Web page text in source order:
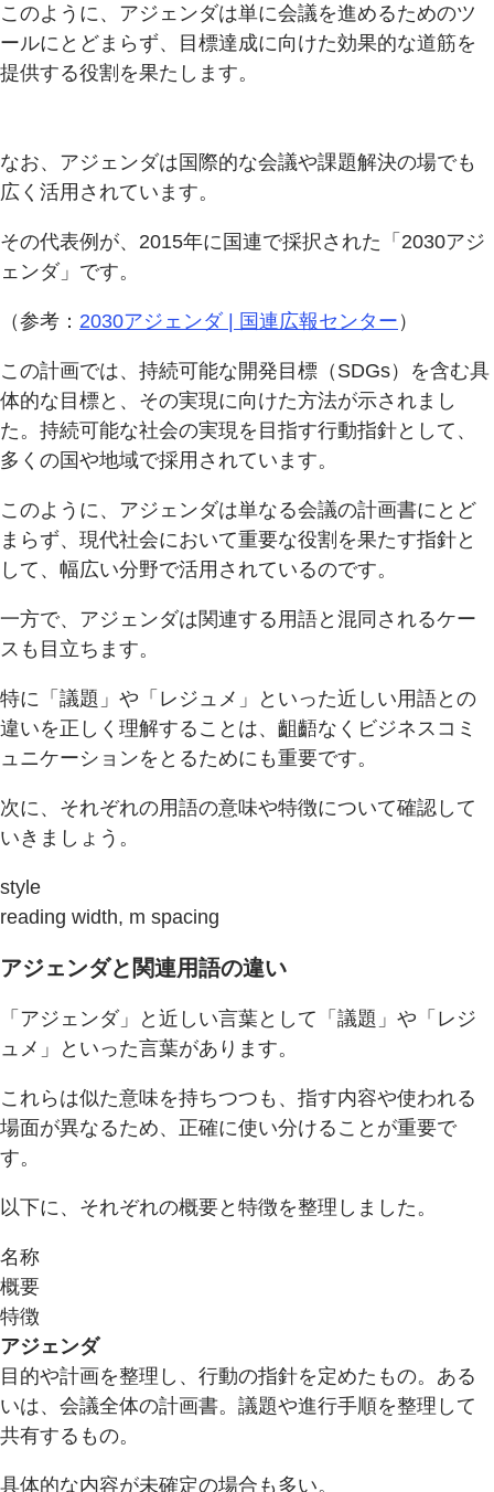
このように、アジェンダは単に会議を進めるためのツ
ールにとどまらず、目標達成に向けた効果的な道筋を
提供する役割を果たします。
なお、アジェンダは国際的な会議や課題解決の場でも
広く活用されています。
その代表例が、2015年に国連で採択された「2030アジ
ェンダ」です。
（参考： 2030アジェンダ | 国連広報センター ）
この計画では、持続可能な開発目標（SDGs）を含む具
体的な目標と、その実現に向けた方法が示されまし
た。持続可能な社会の実現を目指す行動指針として、
多くの国や地域で採用されています。
このように、アジェンダは単なる会議の計画書にとど
まらず、現代社会において重要な役割を果たす指針と
して、幅広い分野で活用されているのです。
一方で、アジェンダは関連する用語と混同されるケー
スも目立ちます。
特に「議題」や「レジュメ」といった近しい用語との
違いを正しく理解することは、齟齬なくビジネスコミ
ュニケーションをとるためにも重要です。
次に、それぞれの用語の意味や特徴について確認して
いきましょう。
style
reading width, m spacing
アジェンダと関連用語の違い
「アジェンダ」と近しい言葉として「議題」や「レジ
ュメ」といった言葉があります。
これらは似た意味を持ちつつも、指す内容や使われる
場面が異なるため、正確に使い分けることが重要で
す。
以下に、それぞれの概要と特徴を整理しました。
名称
概要
特徴
アジェンダ
目的や計画を整理し、行動の指針を定めたもの。ある
いは、会議全体の計画書。議題や進行手順を整理して
共有するもの。
具体的な内容が未確定の場合も多い。